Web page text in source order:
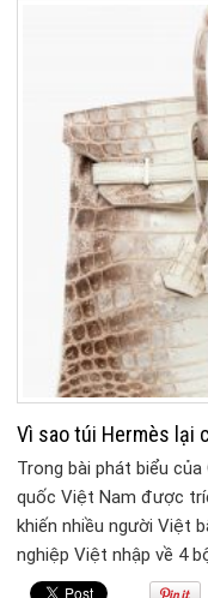
Vì sao túi Hermès lại
Trong bài phát biểu
quốc Việt Nam được
khiến nhiều người Việt
nghiệp Việt nhập về 4